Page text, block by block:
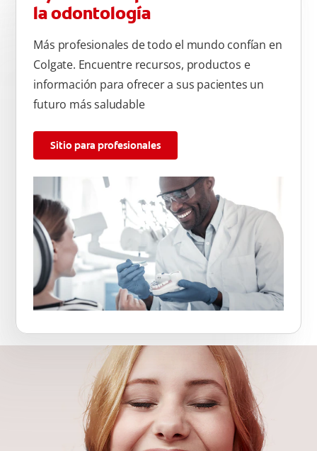
la odontología
Más profesionales de todo el mundo confían en
Colgate. Encuentre recursos, productos e
información para ofrecer a sus pacientes un
futuro más saludable
Sitio para profesionales